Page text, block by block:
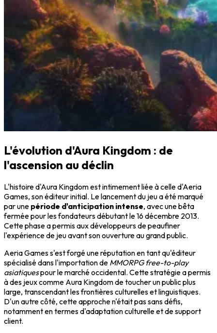
L'évolution d'Aura Kingdom : de
l'ascension au déclin
L'histoire d'Aura Kingdom est intimement liée à celle d'Aeria
Games, son éditeur initial. Le lancement du jeu a été marqué
par une période d'anticipation intense, avec une bêta
fermée pour les fondateurs débutant le 16 décembre 2013.
Cette phase a permis aux développeurs de peaufiner
l'expérience de jeu avant son ouverture au grand public.
Aeria Games s'est forgé une réputation en tant qu'éditeur
spécialisé dans l'importation de MMORPG free-to-play
asiatiquespour le marché occidental. Cette stratégie a permis
à des jeux comme Aura Kingdom de toucher un public plus
large, transcendant les frontières culturelles et linguistiques.
D'un autre côté, cette approche n'était pas sans défis,
notamment en termes d'adaptation culturelle et de support
client.